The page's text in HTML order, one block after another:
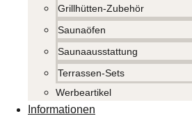
Grillhütten-Zubehör
Saunaöfen
Saunaausstattung
Terrassen-Sets
Werbeartikel
Informationen